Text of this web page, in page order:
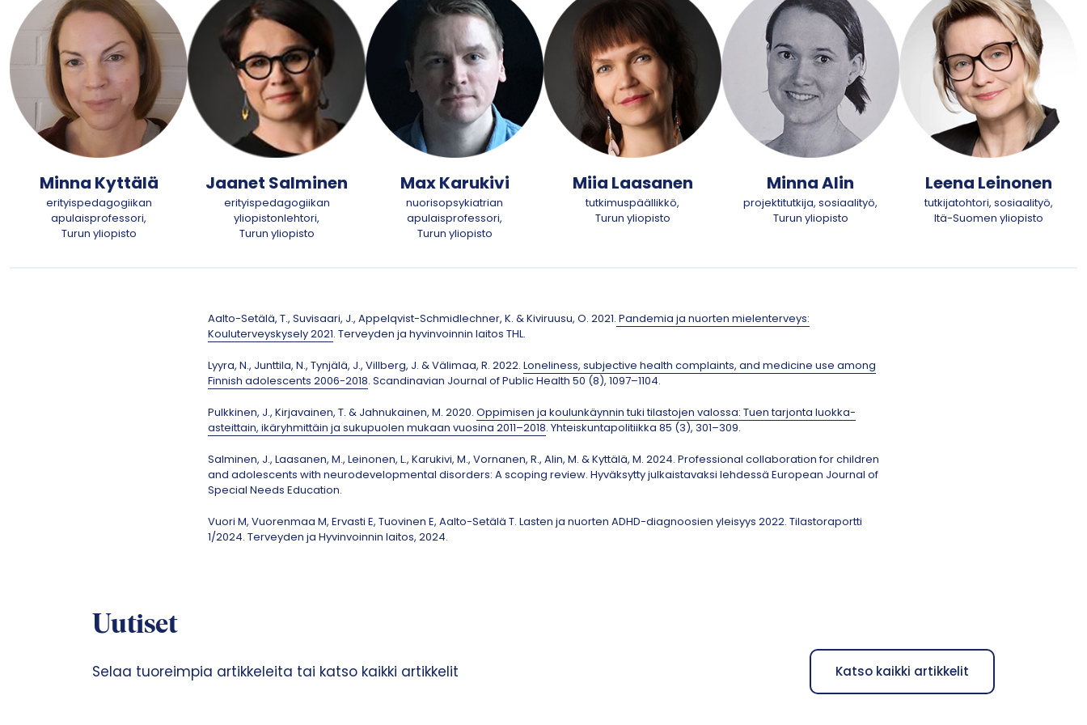
a
Minna Kyttälä
erityispedagogiikan
apulaisprofessori,
Turun yliopisto
Jaanet Salminen
erityispedagogiikan
yliopistonlehtori,
Turun yliopisto
Max Karukivi
nuorisopsykiatrian
apulaisprofessori,
Turun yliopisto
Miia Laasanen
tutkimuspäällikkö,
Turun yliopisto
Minna Alin
projektitutkija, sosiaalityö,
Turun yliopisto
Leena Leinonen
tutkijatohtori, sosiaalityö,
Itä-Suomen yliopisto
Aalto-Setälä, T., Suvisaari, J., Appelqvist-Schmidlechner, K. & Kiviruusu, O. 2021. Pandemia ja nuorten mielenterveys:
Kouluterveyskysely 2021. Terveyden ja hyvinvoinnin laitos THL.
Lyyra, N., Junttila, N., Tynjälä, J., Villberg, J. & Välimaa, R. 2022. Loneliness, subjective health complaints, and medicine use among
Finnish adolescents 2006-2018. Scandinavian Journal of Public Health 50 (8), 1097–1104.
Pulkkinen, J., Kirjavainen, T. & Jahnukainen, M. 2020. Oppimisen ja koulunkäynnin tuki tilastojen valossa: Tuen tarjonta luokka-
asteittain, ikäryhmittäin ja sukupuolen mukaan vuosina 2011–2018. Yhteiskuntapolitiikka 85 (3), 301–309.
Salminen, J., Laasanen, M., Leinonen, L., Karukivi, M., Vornanen, R., Alin, M. & Kyttälä, M. 2024. Professional collaboration for children
and adolescents with neurodevelopmental disorders: A scoping review. Hyväksytty julkaistavaksi lehdessä European Journal of
Special Needs Education.
Vuori M, Vuorenmaa M, Ervasti E, Tuovinen E, Aalto-Setälä T. Lasten ja nuorten ADHD-diagnoosien yleisyys 2022. Tilastoraportti
1/2024. Terveyden ja Hyvinvoinnin laitos, 2024.
Uutiset
Selaa tuoreimpia artikkeleita tai katso kaikki artikkelit Katso kaikki artikkelit